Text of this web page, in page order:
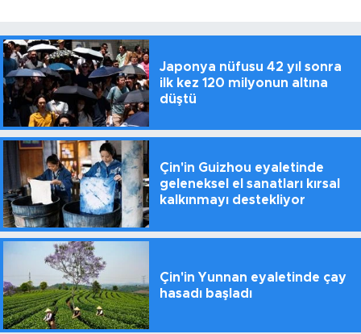
Japonya nüfusu 42 yıl sonra
ilk kez 120 milyonun altına
düştü
Çin'in Guizhou eyaletinde
geleneksel el sanatları kırsal
kalkınmayı destekliyor
Çin'in Yunnan eyaletinde çay
hasadı başladı